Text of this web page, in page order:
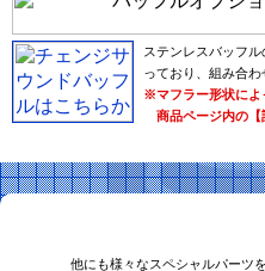
ステンレスバッフ
っており、組み合
※マフラー形状によ
商品ページ内の【
他にも様々なスペシャルパーツ